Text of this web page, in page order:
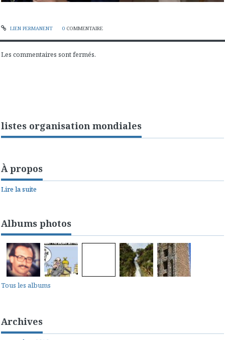
LIEN PERMANENT 0 COMMENTAIRE
Les commentaires sont fermés.
listes organisation mondiales
À propos
Lire la suite
Albums photos
Tous les albums
Archives